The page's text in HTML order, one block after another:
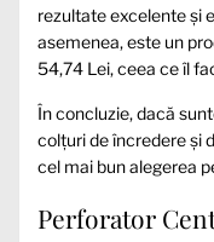
rezultate excelente și
asemenea, este un
54,74 Lei, ceea ce îl
În concluzie, dacă
colțuri de încredere și
cel mai bun alegerea
Perforator